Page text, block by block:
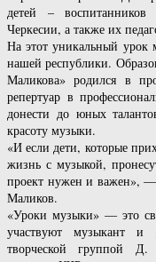
детей –
Черкесии, а также их
На этот уникальный урок
нашей республики.
Маликова» родился в
репертуар в
донести до юных
красоту музыки.
«И если дети, которые
жизнь с музыкой,
проект нужен и важен», —
Маликов.
«Уроки музыки» — это
участвуют музыкант и
творческой группой Д.